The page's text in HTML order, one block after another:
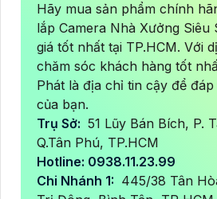
Hãy mua sản phẩm chính
lắp Camera Nhà Xưởng Siêu
giá tốt nhất tại TP.HCM. Với
chăm sóc khách hàng tốt
Phát là địa chỉ tin cậy để
của bạn.
Trụ Sở: 51 Lũy Bán Bích, P.
Q.Tân Phú, TP.HCM
Hotline: 0938.11.23.99
Chi Nhánh 1: 445/38 Tân